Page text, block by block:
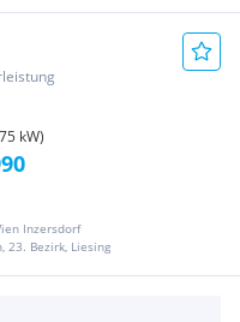
kW)
Inzersdorf
23. Bezirk, Liesing